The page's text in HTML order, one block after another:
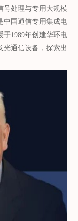
号处理与专用大规模
中国通信专用集成电
1989年创建华环电
光通信设备，探索出